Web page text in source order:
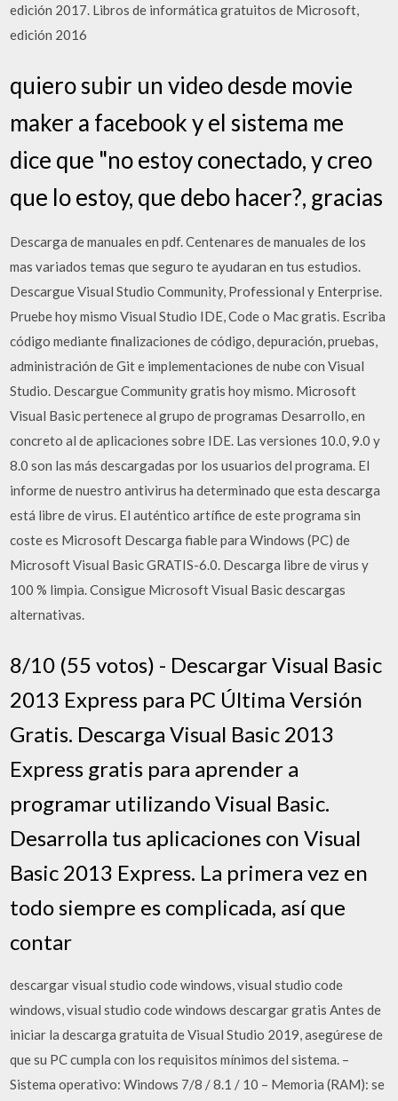
edición 2017. Libros de informática gratuitos de Microsoft,
edición 2016
quiero subir un video desde movie
maker a facebook y el sistema me
dice que "no estoy conectado, y creo
que lo estoy, que debo hacer?, gracias
Descarga de manuales en pdf. Centenares de manuales de los
mas variados temas que seguro te ayudaran en tus estudios.
Descargue Visual Studio Community, Professional y Enterprise.
Pruebe hoy mismo Visual Studio IDE, Code o Mac gratis. Escriba
código mediante finalizaciones de código, depuración, pruebas,
administración de Git e implementaciones de nube con Visual
Studio. Descargue Community gratis hoy mismo. Microsoft
Visual Basic pertenece al grupo de programas Desarrollo, en
concreto al de aplicaciones sobre IDE. Las versiones 10.0, 9.0 y
8.0 son las más descargadas por los usuarios del programa. El
informe de nuestro antivirus ha determinado que esta descarga
está libre de virus. El auténtico artífice de este programa sin
coste es Microsoft Descarga fiable para Windows (PC) de
Microsoft Visual Basic GRATIS-6.0. Descarga libre de virus y
100 % limpia. Consigue Microsoft Visual Basic descargas
alternativas.
8/10 (55 votos) - Descargar Visual Basic
2013 Express para PC Última Versión
Gratis. Descarga Visual Basic 2013
Express gratis para aprender a
programar utilizando Visual Basic.
Desarrolla tus aplicaciones con Visual
Basic 2013 Express. La primera vez en
todo siempre es complicada, así que
contar
descargar visual studio code windows, visual studio code
windows, visual studio code windows descargar gratis Antes de
iniciar la descarga gratuita de Visual Studio 2019, asegúrese de
que su PC cumpla con los requisitos mínimos del sistema. –
Sistema operativo: Windows 7/8 / 8.1 / 10 – Memoria (RAM): se